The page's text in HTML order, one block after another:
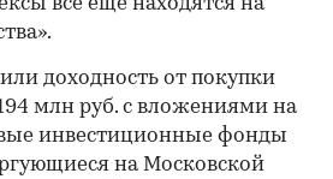
доходность от покупки
млн руб. с вложениями на
инвестиционные фонды
на Московской